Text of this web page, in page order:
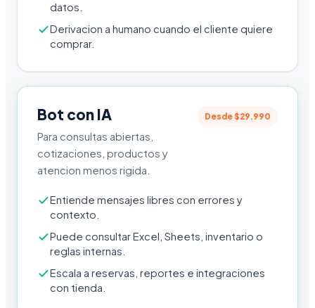
datos.
Derivacion a humano cuando el cliente quiere
comprar.
Bot con IA
Para consultas abiertas,
cotizaciones, productos y
atencion menos rigida.
Desde $29.990
Entiende mensajes libres con errores y
contexto.
Puede consultar Excel, Sheets, inventario o
reglas internas.
Escala a reservas, reportes e integraciones
con tienda.